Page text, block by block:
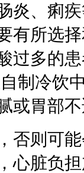
炎、痢
有所选
过多的
制冷饮
或胃部
则可能
心脏负